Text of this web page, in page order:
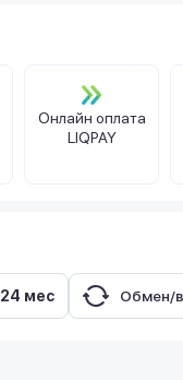
Онлайн оплата
LIQPAY
24 мес Обмен/